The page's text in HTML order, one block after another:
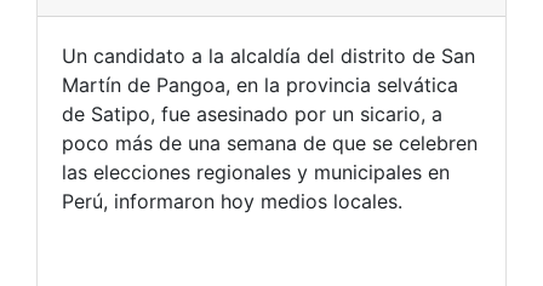
Un candidato a la alcaldía del distrito de San
Martín de Pangoa, en la provincia selvática
de Satipo, fue asesinado por un sicario, a
poco más de una semana de que se celebren
las elecciones regionales y municipales en
Perú, informaron hoy medios locales.